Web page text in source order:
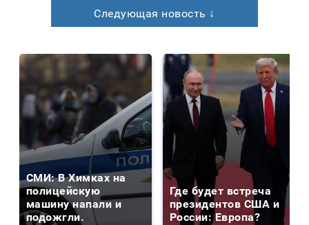
Следующая новость ↓
СМИ: В Химках на
полицейскую
машину напали и
подожгли.
Где будет встреча
президентов США и
России: Европа?